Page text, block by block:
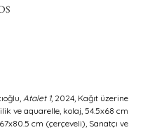
Atalet 1, 2024, Kağıt üzerine
ve aquarelle, kolaj, 54.5x68 cm
cm (çerçeveli), Sanatçı ve